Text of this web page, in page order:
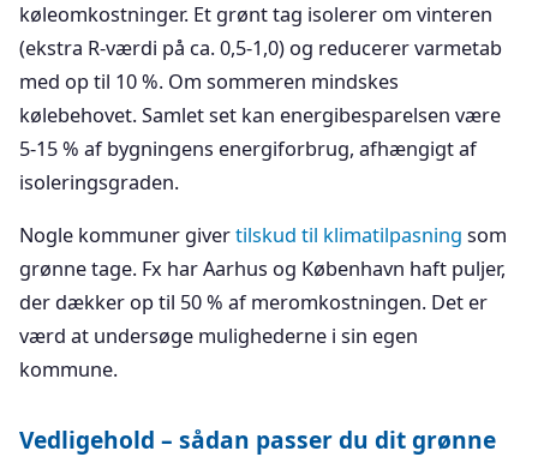
køleomkostninger. Et grønt tag isolerer om vinteren
(ekstra R-værdi på ca. 0,5-1,0) og reducerer varmetab
med op til 10 %. Om sommeren mindskes
kølebehovet. Samlet set kan energibesparelsen være
5-15 % af bygningens energiforbrug, afhængigt af
isoleringsgraden.
Nogle kommuner givertilskud til klimatilpasning som
grønne tage. Fx har Aarhus og København haft puljer,
der dækker op til 50 % af meromkostningen. Det er
værd at undersøge mulighederne i sin egen
kommune.
Vedligehold – sådan passer du dit grønne